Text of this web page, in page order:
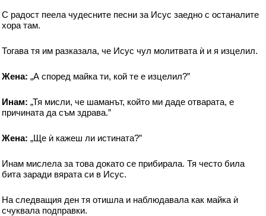
С радост пеела чудесните песни за Исус заедно с останалите
хора там.
Тогава тя им разказала, че Исус чул молитвата ѝ и я изцелил.
Жена: „А според майка ти, кой те е изцелил?”
Инам: „Тя мисли, че шаманът, който ми даде отварата, е
причината да съм здрава.”
Жена: „Ще ѝ кажеш ли истината?”
Инам мислела за това докато се прибирала. Тя често била
бита заради вярата си в Исус.
На следващия ден тя отишла и наблюдавала как майка ѝ
счуквала подправки.